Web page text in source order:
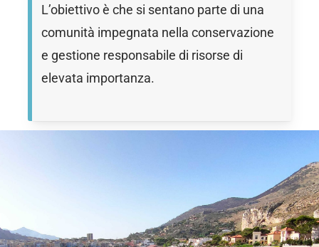
L’obiettivo è che si sentano parte di una
comunità impegnata nella conservazione
e gestione responsabile di risorse di
elevata importanza.